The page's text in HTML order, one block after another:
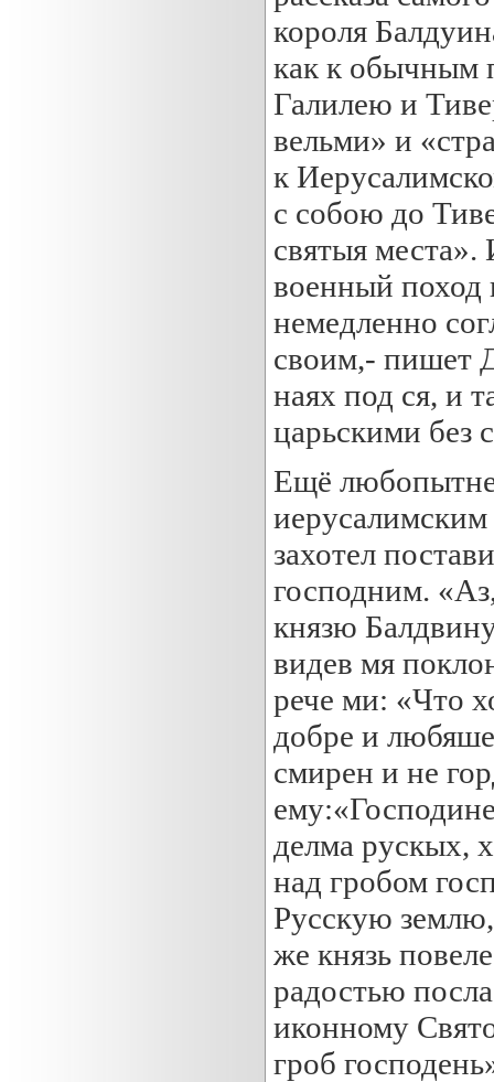
короля
как к обычным
Галилею и
вельми» и
к
с собою до
святыя
военный поход
немедленно
своим,- пишет
наях под ся, и
царьскими без
Ещё
захотел
господним.
князю
видев мя
рече ми: «Что
добре и
смирен и не
делма рускых,
над гробом
Русскую землю,
же князь
радостью
иконному
гроб